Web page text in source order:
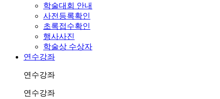
학술대회 안내
사전등록확인
초록접수확인
행사사진
학술상 수상자
연수강좌
연수강좌
연수강좌